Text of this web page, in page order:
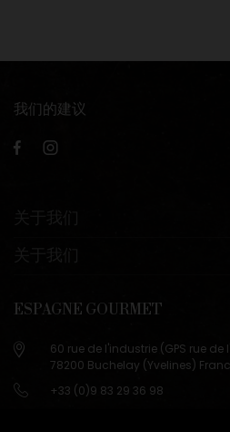
我们的建议
ESPAGNE GOURMET
60 rue de l'industrie (GPS rue
78200 Buchelay (Yvelines)
+33 (0)9 83 29 36 98